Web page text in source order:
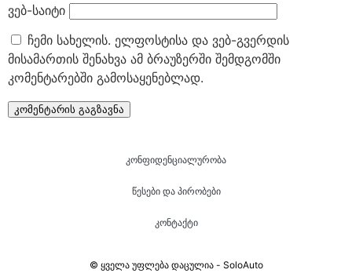
ვებ-საიტი
ჩემი სახელის. ელფოსტისა და ვებ-გვერდის
მისამართის შენახვა ამ ბრაუზერში შემდგომში
კომენტარებში გამოსაყენებლად.
კონფიდენციალურობა
წესები და პირობები
კონტაქტი
© ყველა უფლება დაცულია - SoloAuto